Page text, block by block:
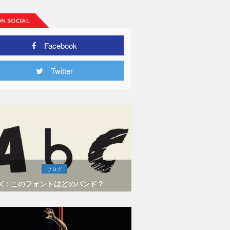
Facebook
Twitter
ブログ
：このフォントはどのバンド？